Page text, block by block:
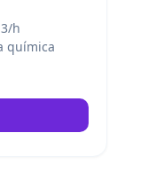
h
química